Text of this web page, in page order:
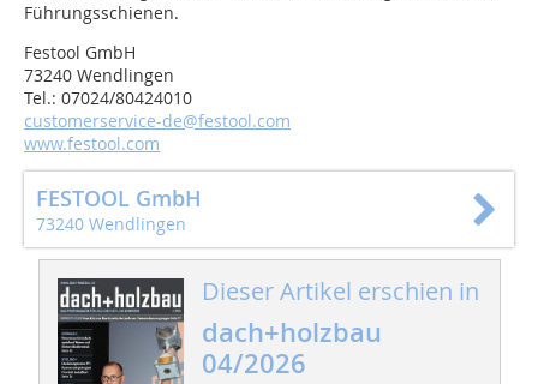
Führungsschienen.
Festool GmbH
73240 Wendlingen
Tel.: 07024/80424010
customerservice-de@festool.com
www.festool.com
FESTOOL GmbH
73240 Wendlingen
Dieser Artikel erschien in
dach+holzbau
04/2026